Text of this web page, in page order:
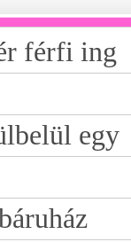
férfi ing
egy